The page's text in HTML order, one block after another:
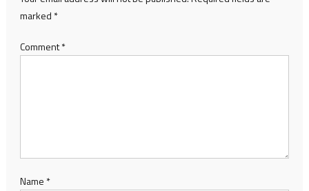
marked *
Comment*
Name *